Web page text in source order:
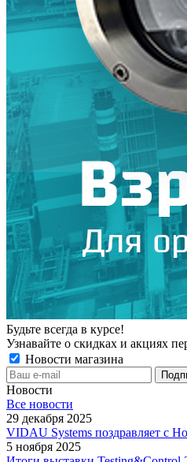
Будьте всегда в курсе!
Узнавайте о скидках и акциях
Новости магазина
Новости
Все новости
29 декабря 2025
VIDAU Systems поздравляет с
5 ноября 2025